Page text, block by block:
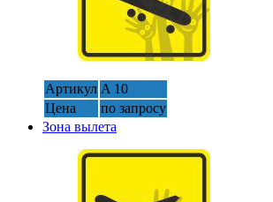
Артикул A 10
Цена
по запросу
Зона вылета